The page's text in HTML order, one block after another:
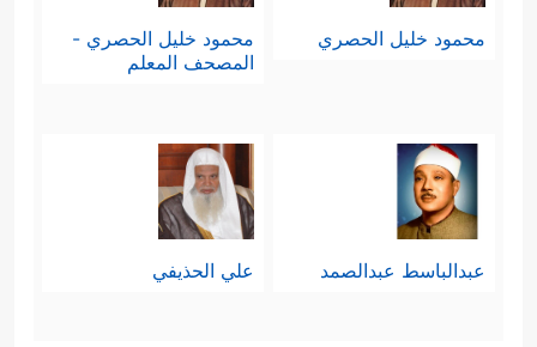
محمود خليل الحصري
محمود خليل الحصري -
المصحف المعلم
عبدالباسط عبدالصمد علي الحذيفي